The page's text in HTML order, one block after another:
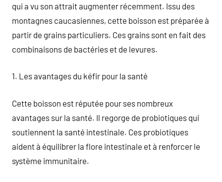
qui a vu son attrait augmenter récemment. Issu des
montagnes caucasiennes, cette boisson est préparée à
partir de grains particuliers. Ces grains sont en fait des
combinaisons de bactéries et de levures.
1. Les avantages du kéfir pour la santé
Cette boisson est réputée pour ses nombreux
avantages sur la santé. Il regorge de probiotiques qui
soutiennent la santé intestinale. Ces probiotiques
aident à équilibrer la flore intestinale et à renforcer le
système immunitaire.